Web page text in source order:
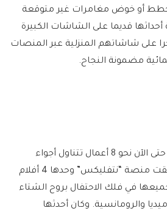
أو خوض مغامرات غير متوقعة
قديما على الشاشات الكبيرة
على شاشاتهم المنزلية عبر المنصات
مضمونة النجاح.
في الموسم الحالي، طُرح حتى الآن نحو 8 أعمال تتناول أجواء
الأعياد الشتوية. فقد أطلقت منصة “نتفليكس” وحدها 4 أفلام
في فلك الاحتفال بروح الشتاء
والرومانسية. وكان أحدثها